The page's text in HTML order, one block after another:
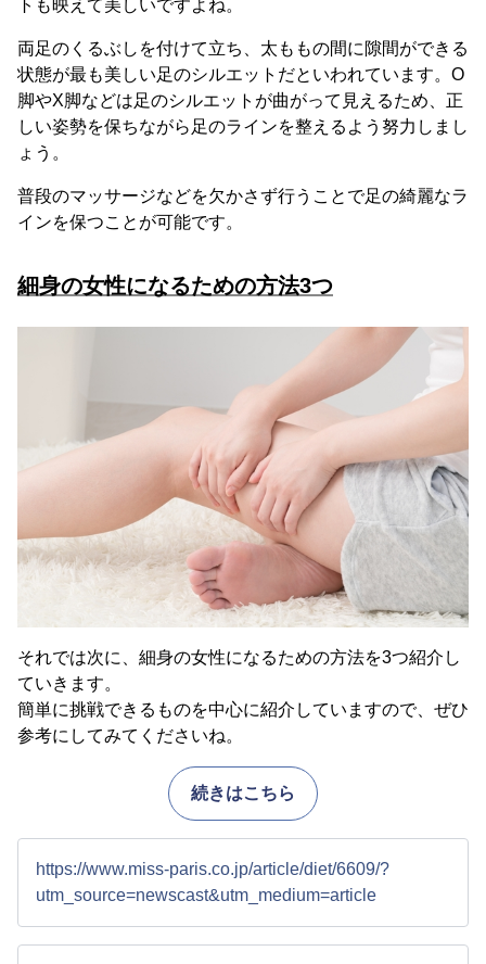
トも映えて美しいですよね。
両足のくるぶしを付けて立ち、太ももの間に隙間ができる
状態が最も美しい足のシルエットだといわれています。O
脚やX脚などは足のシルエットが曲がって見えるため、正
しい姿勢を保ちながら足のラインを整えるよう努力しまし
ょう。
普段のマッサージなどを欠かさず行うことで足の綺麗なラ
インを保つことが可能です。
細身の女性になるための方法3つ
それでは次に、細身の女性になるための方法を3つ紹介し
ていきます。
簡単に挑戦できるものを中心に紹介していますので、ぜひ
参考にしてみてくださいね。
続きはこちら
https://www.miss-paris.co.jp/article/diet/6609/?
utm_source=newscast&utm_medium=article